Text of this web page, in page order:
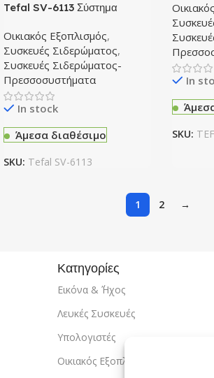
Tefal SV-6113 Σύστημα
Οικιακός Εξοπλισμός,
Συσκευές Σιδερώματος,
Συσκευές Σιδερώματος-
Πρεσσοσυστήματα
In stock
Άμεσα διαθέσιμο
SKU: Tefal SV-6113
In
SKU:
1 2 →
Κατηγορίες
Εικόνα & ΄Ήχος
Λευκές Συσκευές
Υπολογιστές
Οικιακός Εξοπλισμός